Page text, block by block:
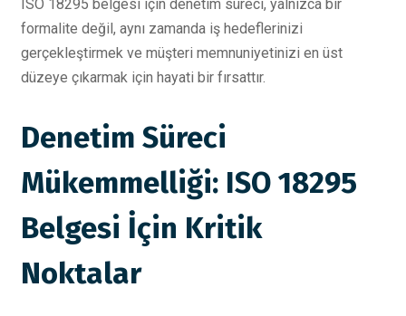
ISO 18295 belgesi için denetim süreci, yalnızca bir
formalite değil, aynı zamanda iş hedeflerinizi
gerçekleştirmek ve müşteri memnuniyetinizi en üst
düzeye çıkarmak için hayati bir fırsattır.
Denetim Süreci
Mükemmelliği: ISO 18295
Belgesi İçin Kritik
Noktalar